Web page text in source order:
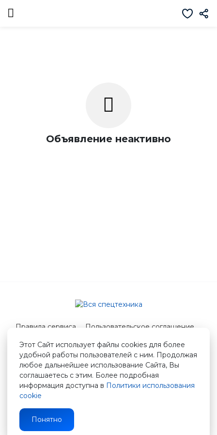
Объявление неактивно
Этот Сайт использует файлы cookies для более
удобной работы пользователей с ним. Продолжая
любое дальнейшее использование Сайта, Вы
соглашаетесь с этим. Более подробная
информация доступна в Политики использования
cookie
Понятно
Правила сервиса
Пользовательское соглашение
© 2026 Вся спецтехника
info@vstshop.ru